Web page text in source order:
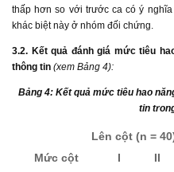
thấp hơn so với trước ca có ý
khác biệt này ở nhóm đối chứng.
3.2. Kết quả đánh giá mức tiêu
thông tin (xem Bảng 4):
Bảng 4: Kết quả mức tiêu hao
tin
Lên cột (n =
Mức cột
I II